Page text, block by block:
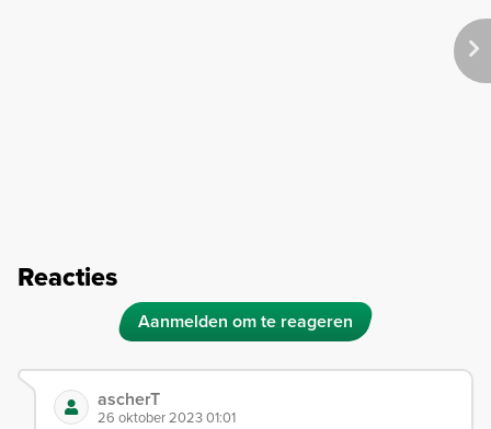
Reacties
Aanmelden om te reageren
ascherT
26 oktober 2023 01:01